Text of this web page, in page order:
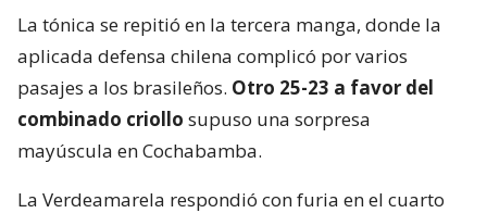
La tónica se repitió en la tercera manga, donde la
aplicada defensa chilena complicó por varios
pasajes a los brasileños. Otro 25-23 a favor del
combinado criollo supuso una sorpresa
mayúscula en Cochabamba.
La Verdeamarela respondió con furia en el cuarto